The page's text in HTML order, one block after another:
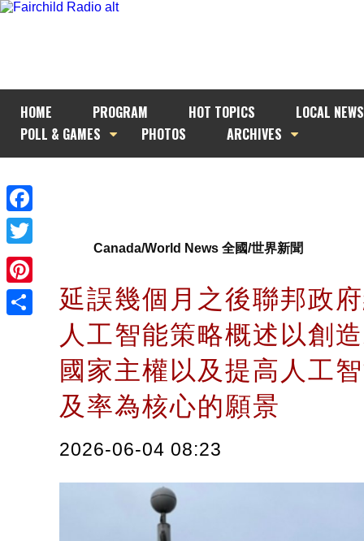
HOME PROGRAM HOT TOPICS
LOCAL NEWS
POLL & GAMES
PHOTOS ARCHIVES
Facebook
Twitter
Pinterest
Canada/World News 全國/世界新聞
延誤幾個月之後聯邦政
人工智能策略概述以創
國家主權以及提高人工
及率為核心的願景
2026-06-04 08:23